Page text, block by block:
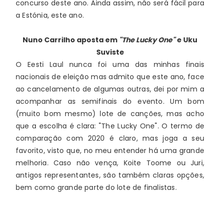
concurso deste ano. Ainda assim, não será fácil para
a Estónia, este ano.
Nuno Carrilho aposta em "The Lucky One"e Uku
Suviste
O Eesti Laul nunca foi uma das minhas finais
nacionais de eleição mas admito que este ano, face
ao cancelamento de algumas outras, dei por mim a
acompanhar as semifinais do evento. Um bom
(muito bom mesmo) lote de canções, mas acho
que a escolha é clara: "The Lucky One". O termo de
comparação com 2020 é claro, mas joga a seu
favorito, visto que, no meu entender há uma grande
melhoria. Caso não vença, Koite Toome ou Juri,
antigos representantes, são também claras opções,
bem como grande parte do lote de finalistas.